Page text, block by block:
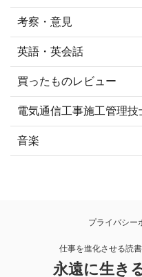
考察・意見
英語・英会話
買ったものレビュー
電気通信工事施工管理技
音楽
プライバシー
仕事を進化させる読
永遠に生き